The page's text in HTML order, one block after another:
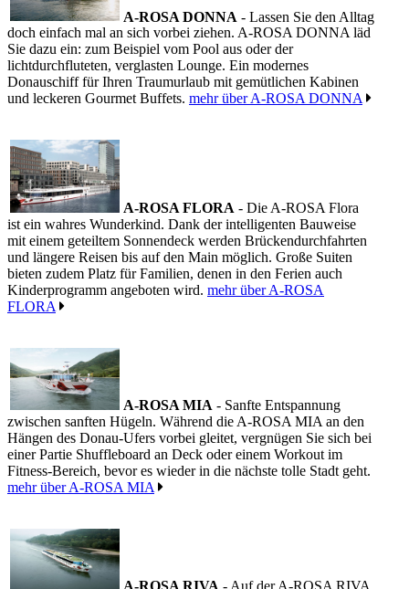
A-ROSA DONNA - Lassen Sie den Alltag
doch einfach mal an sich vorbei ziehen. A-ROSA DONNA läd
Sie dazu ein: zum Beispiel vom Pool aus oder der
lichtdurchfluteten, verglasten Lounge. Ein modernes
Donauschiff für Ihren Traumurlaub mit gemütlichen Kabinen
und leckeren Gourmet Buffets. mehr über A-ROSA DONNA
A-ROSA FLORA - Die A-ROSA Flora
ist ein wahres Wunderkind. Dank der intelligenten Bauweise
mit einem geteiltem Sonnendeck werden Brückendurchfahrten
und längere Reisen bis auf den Main möglich. Große Suiten
bieten zudem Platz für Familien, denen in den Ferien auch
Kinderprogramm angeboten wird. mehr über A-ROSA
FLORA
A-ROSA MIA - Sanfte Entspannung
zwischen sanften Hügeln. Während die A-ROSA MIA an den
Hängen des Donau-Ufers vorbei gleitet, vergnügen Sie sich bei
einer Partie Shuffleboard an Deck oder einem Workout im
Fitness-Bereich, bevor es wieder in die nächste tolle Stadt geht.
mehr über A-ROSA MIA
A-ROSA RIVA - Auf der A-ROSA RIVA